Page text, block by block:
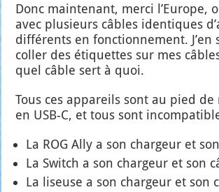
Donc main­te­nant, mer­ci l’Eu­rope,
avec plu­sieurs câbles iden­tiques
dif­fé­rents en fonc­tion­ne­ment. J’en
col­ler des éti­quettes sur mes
quel câble sert à quoi.
Tous ces appa­reils sont au pied
en USB‑C, et tous sont
La ROG Ally a son char­geur et
La Switch a son char­geur et son
La liseuse a son char­geur et son